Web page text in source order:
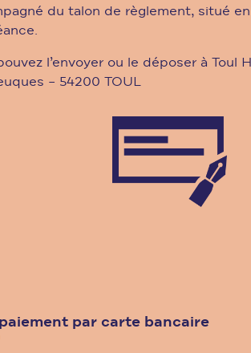
du talon de règlement, situé
l’envoyer ou le déposer à Toul
– 54200 TOUL
par carte bancaire